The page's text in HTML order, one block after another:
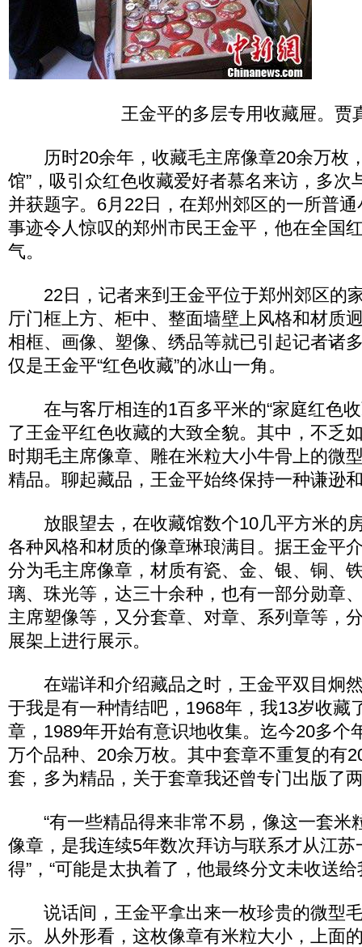
王金平的多层专用收藏屉。贾
历时20余年，收藏毛主席像章20余万枚
馆”，吸引众红色收藏爱好者慕名来访，多次
并获题字。6月22日，在郑州郊区的一所普
事迹令人惊叹的郑州市民王金平，他在全国
气。
22日，记者来到王金平位于郑州郊区的
厅门框上方、柜中、整面墙壁上风格和材质
相框、画像、塑像、绣品等就已引起记者诸
仅是王金平“红色收藏”的冰山一角。
在与客厅相连的1百多平米的“家庭红色收
了王金平红色收藏的大致全貌。其中，不乏
时期毛主席像章、雕在米粒大小牛骨上的微
精品。聊起藏品，王金平始终保持一种谦逊
放眼望去，在收藏馆数个10几平方米的
各种风格和材质的像章琳琅满目。据王金平
分为毛主席像章，材质有瓷、金、银、铜、
璃、珠光等，达三十余种，也有一部分勋章
主席塑像等，又分套章、对章、系列章等，
展架上进行展示。
在端详和介绍藏品之时，王金平双目炯然
于我是有一种情结吧，1968年，我13岁收藏
章，1989年开始有意识地收集。迄今20多个
万个品种、20余万枚。其中套章不重复的有
套，多为精品，关于套章我还曾专门出版了
“有一些精品得来非常不易，像这一套米
像章，是我连续5年数次拜访与联系才从江
得”，“可能是太执着了，他最终分文未收送
说话间，王金平拿出来一枚珍贵的微型
示。从外形看，这枚像章有米粒大小，上面